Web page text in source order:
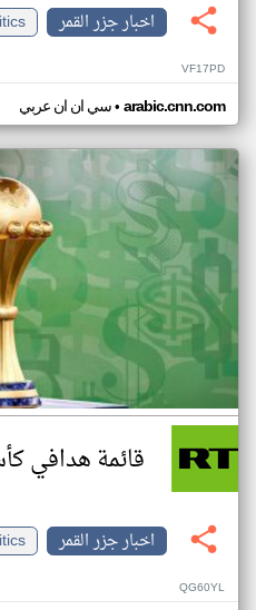
اخبار جزر القمر
VF17PD
سي ان ان عربي• arabic.cnn.com
قائمة هدافي كأس
اخبار جزر القمر
QG60YL